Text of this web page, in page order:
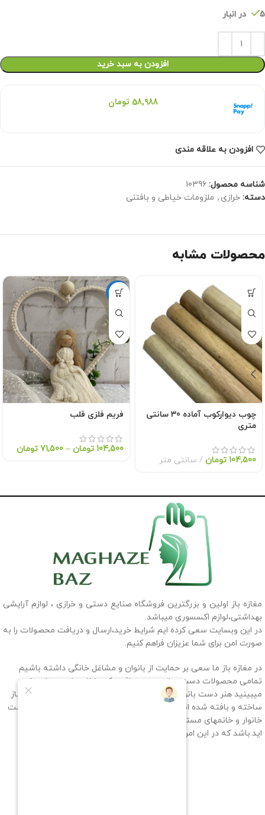
5 در انبار
افزودن به سبد خرید
58,988 تومان
افزودن به علاقه مندی
شناسه محصول: 10396
دسته: خرازی , ملزومات خیاطی و بافتنی
محصولات مشابه
چوب دیوارکوب آماده 30 سانتی
متری
104,500 تومان سانتی متر
داغ
فریم فلزی قلب
104,500 تومان –
71,500 تومان
مغازه باز اولین و بزرگترین فروشگاه صنایع دستی و خرازی ، لوازم آرایشی
بهداشتی،لوازم اکسسوری میباشد.
در این وبسایت سعی کرده ایم شرایط خرید،ارسال و دریافت محصولات را به
صورت امن برای شما عزیزان فراهم کنیم.
در مغازه باز ما سعی بر حمایت از بانوان و مشاغل خانگی داشته باشیم
تمامی محصولات دست ساز و دست بافتی که داخل سایت مغازه باز
میبینید هنر دست بانوان سرزمینم ایران میباشد که به سفارش مغازه باز
ساخته و بافته شده اند، پس با حمایت شما عزیزان به خانمهای سرپرست
خانوار و خانمهای مستقلی که به آنها بسیار افتخار میکنیم کمک کرده
اید.باشد که در این امر سهیم باشیم.